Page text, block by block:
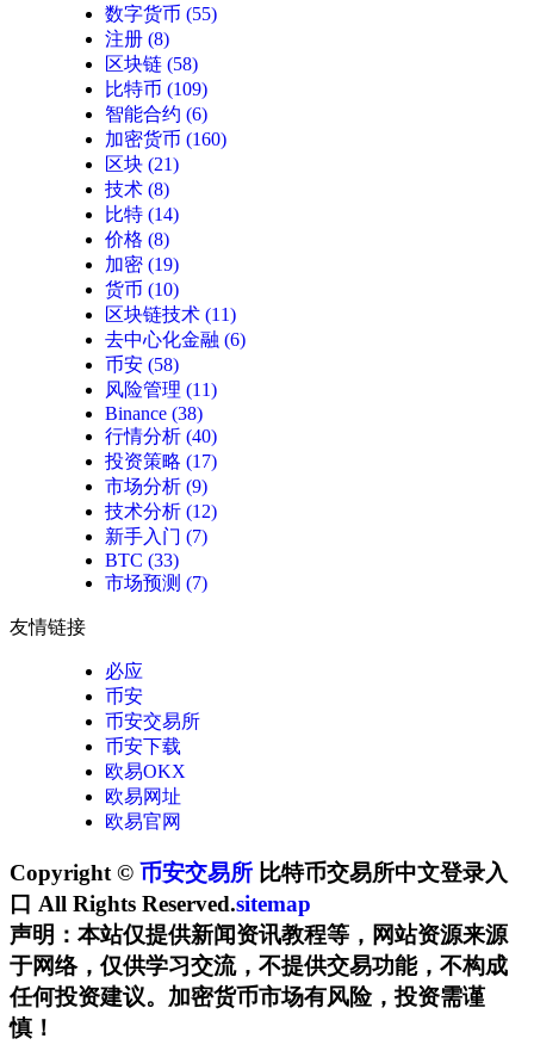
数字货币 (55)
注册 (8)
区块链 (58)
比特币 (109)
智能合约 (6)
加密货币 (160)
区块 (21)
技术 (8)
比特 (14)
价格 (8)
加密 (19)
货币 (10)
区块链技术 (11)
去中心化金融 (6)
币安 (58)
风险管理 (11)
Binance (38)
行情分析 (40)
投资策略 (17)
市场分析 (9)
技术分析 (12)
新手入门 (7)
BTC (33)
市场预测 (7)
友情链接
必应
币安
币安交易所
币安下载
欧易OKX
欧易网址
欧易官网
Copyright © 币安交易所 比特币交易所中文登录入
口 All Rights Reserved.sitemap
声明：本站仅提供新闻资讯教程等，网站资源来源
于网络，仅供学习交流，不提供交易功能，不构成
任何投资建议。加密货币市场有风险，投资需谨
慎！